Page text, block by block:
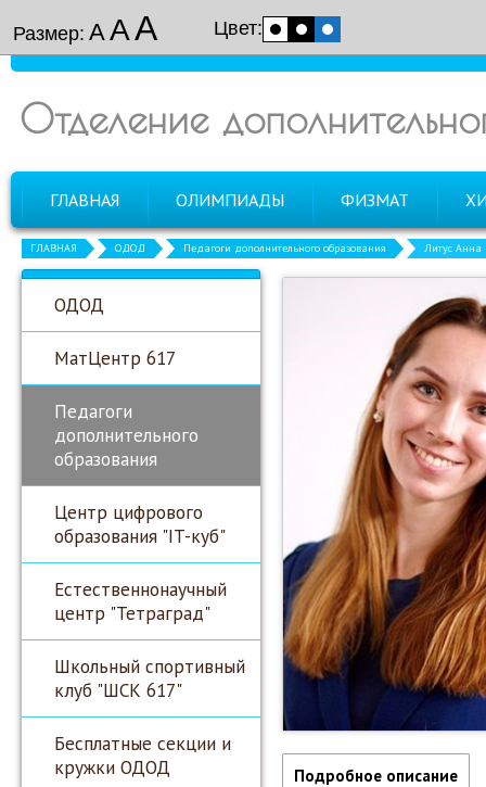
Размер: ААА Цвет:
Отделение
ГЛАВНАЯ ОЛИМПИАДЫ ФИЗМАТ
ГЛАВНАЯ ОДОД Педагоги дополнительного образования Литус Анна
ОДОД
МатЦентр 617
Педагоги
дополнительного
образования
Центр цифрового
образования "IT-куб"
Естественнонаучный
центр "Тетраград"
Школьный спортивный
клуб "ШСК 617"
Бесплатные секции и
кружки ОДОД
Подробное описание